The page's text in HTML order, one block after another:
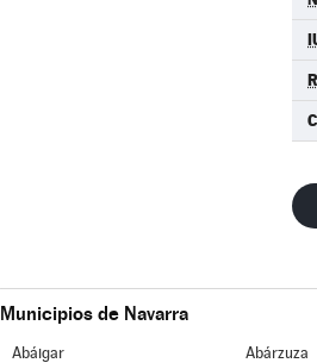
Municipios de Navarra
Abáigar Abárzuza